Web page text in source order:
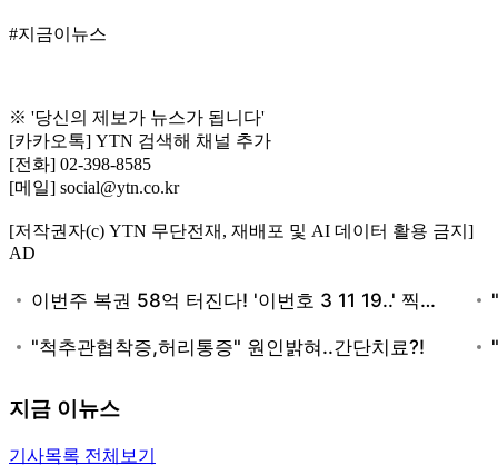
#지금이뉴스
※ '당신의 제보가 뉴스가 됩니다'
[카카오톡] YTN 검색해 채널 추가
[전화] 02-398-8585
[메일] social@ytn.co.kr
[저작권자(c) YTN 무단전재, 재배포 및 AI 데이터 활용 금지]
AD
지금 이뉴스
기사목록 전체보기